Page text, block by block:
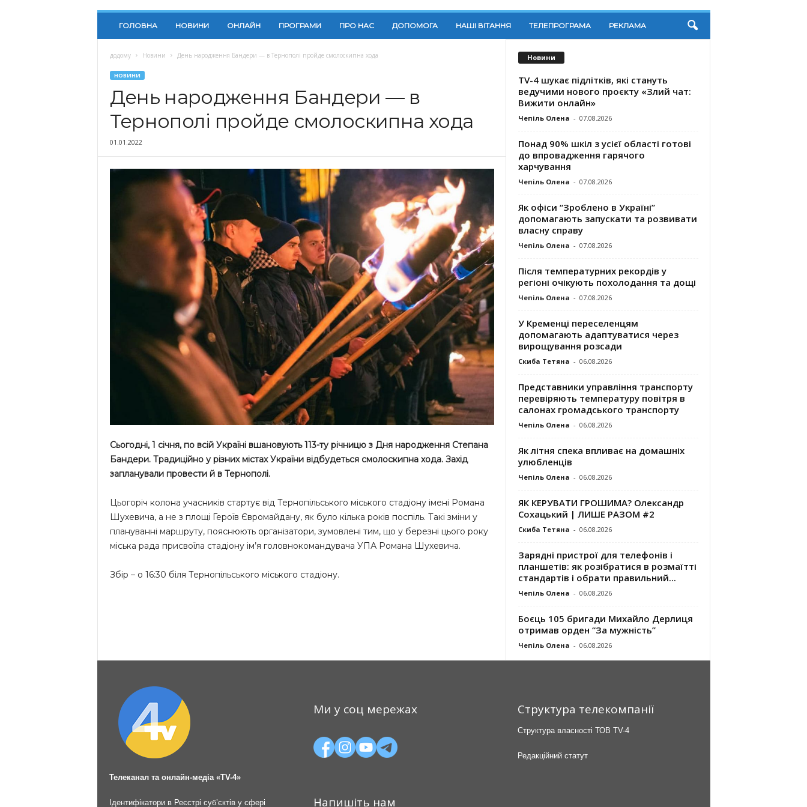
ГОЛОВНА НОВИНИ ОНЛАЙН ПРОГРАМИ ПРО НАС ДОПОМОГА НАШІ ВІТАННЯ ТЕЛЕПРОГРАМА РЕКЛАМА
додому Новини День народження Бандери — в Тернополі пройде смолоскипна хода
НОВИНИ
День народження Бандери — в
Тернополі пройде смолоскипна хода
01.01.2022
Сьогодні, 1 січня, по всій Україні вшановують 113-ту річницю з Дня народження Степана
Бандери. Традиційно у різних містах України відбудеться смолоскипна хода. Захід
запланували провести й в Тернополі.
Цьогоріч колона учасників стартує від Тернопільського міського стадіону імені Романа
Шухевича, а не з площі Героїв Євромайдану, як було кілька років поспіль. Такі зміни у
плануванні маршруту, пояснюють організатори, зумовлені тим, що у березні цього року
міська рада присвоїла стадіону ім’я головнокомандувача УПА Романа Шухевича.
Збір – о 16:30 біля Тернопільського міського стадіону.
Новини
TV-4 шукає підлітків, які стануть
ведучими нового проєкту «Злий чат:
Вижити онлайн»
Чепіль Олена - 07.08.2026
Понад 90% шкіл з усієї області готові
до впровадження гарячого
харчування
Чепіль Олена - 07.08.2026
Як офіси “Зроблено в Україні”
допомагають запускaти та розвивати
власну справу
Чепіль Олена - 07.08.2026
Після температурних рекордів у
регіоні очікують похолодання та дощі
Чепіль Олена - 07.08.2026
У Кременці переселенцям
допомагають адаптуватися через
вирощування розсади
Скиба Тетяна - 06.08.2026
Представники управління транспорту
перевіряють температуру повітря в
салонах громадського транспорту
Чепіль Олена - 06.08.2026
Як літня спека впливає на домашніх
улюбленців
Чепіль Олена - 06.08.2026
ЯК КЕРУВАТИ ГРОШИМА? Олександр
Сохацький | ЛИШЕ РАЗОМ #2
Скиба Тетяна - 06.08.2026
Зарядні пристрої для телефонів і
планшетів: як розібратися в розмаїтті
стандартів і обрати правильний...
Чепіль Олена - 06.08.2026
Боєць 105 бригади Михайло Дерлиця
отримав орден “За мужність”
Чепіль Олена - 06.08.2026
Телеканал та онлайн-медіа «TV-4»
Ідентифікатори в Реєстрі суб’єктів у сфері
Ми у соц мережах
Напишіть нам
Структура телекомпанії
Структура власності ТОВ TV-4
Редакційний статут